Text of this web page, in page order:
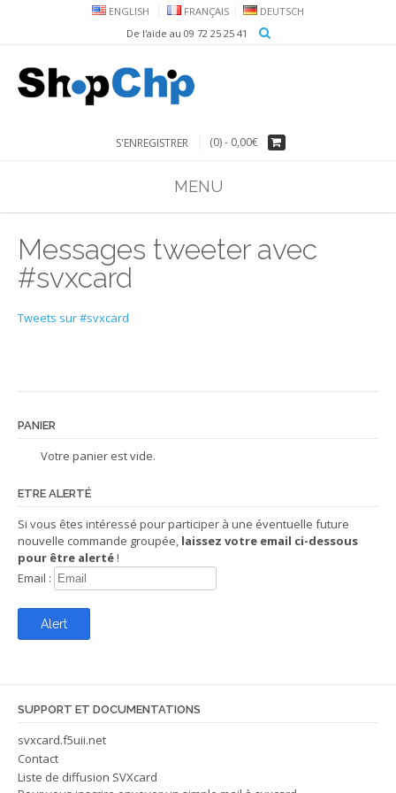
ENGLISH FRANÇAIS
DEUTSCH
De l'aide au 09 72 25 25 41
S'ENREGISTRER (0) - 0,00€
MENU
Messages tweeter avec
#svxcard
Tweets sur #svxcard
PANIER
Votre panier est vide.
ETRE ALERTÉ
Si vous êtes intéressé pour participer à une éventuelle future
nouvelle commande groupée, laissez votre email ci-dessous
pour être alerté!
Email :
SUPPORT ET DOCUMENTATIONS
svxcard.f5uii.net
Contact
Liste de diffusion SVXcard